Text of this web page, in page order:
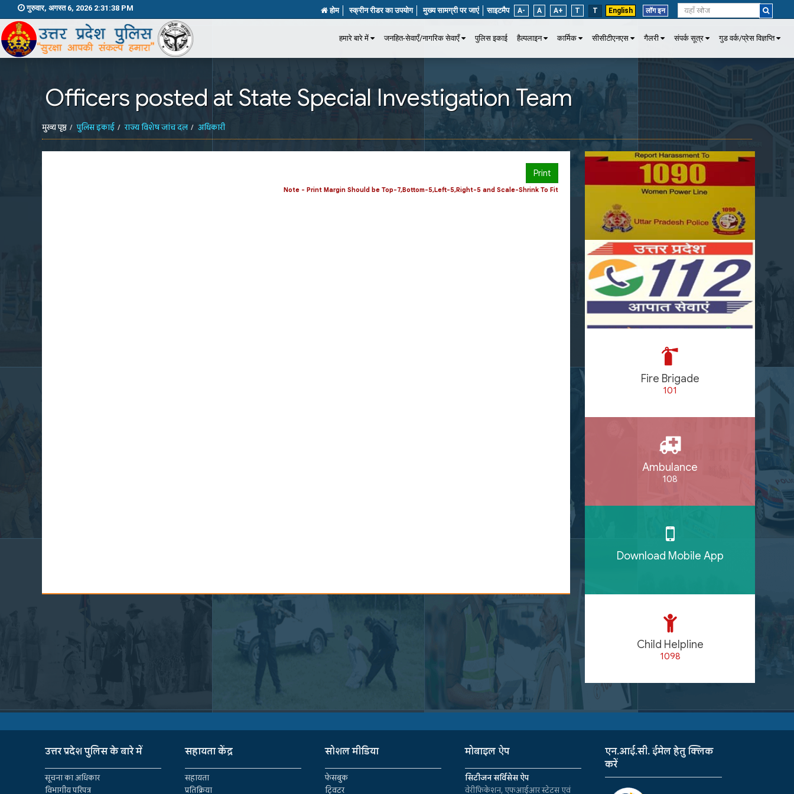
गुरुवार, अगस्त 6, 2026 2:31:38 PM होम स्क्रीन रीडर का उपयोग मुख्य सामग्री पर जाएं साइटमैप A- A A+ T T English लॉग इन
हमारे बारे में जनहित-सेवाएँ/नागरिक सेवाएँ पुलिस इकाई हैल्पलाइन कार्मिक सीसीटीएनएस गैलरी संपर्क सूत्र गुड वर्क/प्रेस विज्ञप्ति
Officers posted at State Special Investigation Team
मुख्य पृष्ठ पुलिस इकाई राज्य विशेष जांच दल अधिकारी
Print
Note - Print Margin Should be Top-7,Bottom-5,Left-5,Right-5 and Scale-Shrink To Fit
Fire Brigade
101
Ambulance
108
Download Mobile App
Child Helpline
1098
उत्तर प्रदेश पुलिस के बारे में
सूचना का अधिकार
विभागीय परिपत्र
सहायता केंद्र
सहायता
प्रतिक्रिया
सोशल मीडिया
फेसबुक
ट्विटर
मोबाइल ऐप
सिटीजन सर्विसेस ऐप
वेरीफिकेशन, एफआईआर स्टेटस एवं
एन.आई.सी. ईमेल हेतु क्लिक
करें